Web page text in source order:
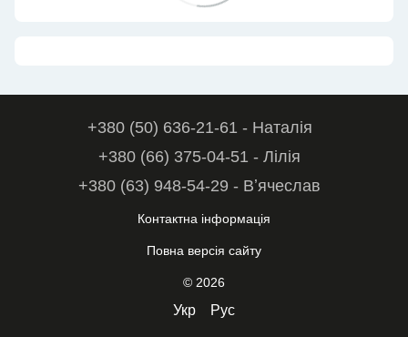
+380 (50) 636-21-61 - Наталія
+380 (66) 375-04-51 - Лілія
+380 (63) 948-54-29 - Вʼячеслав
Контактна інформація
Повна версія сайту
© 2026
Укр Рус